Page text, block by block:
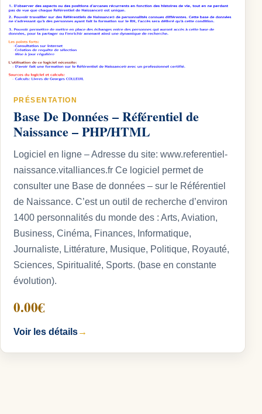
PRÉSENTATION
Base De Données – Référentiel de
Naissance – PHP/HTML
Logiciel en ligne – Adresse du site: www.referentiel-
naissance.vitalliances.fr Ce logiciel permet de
consulter une Base de données – sur le Référentiel
de Naissance. C’est un outil de recherche d’environ
1400 personnalités du monde des : Arts, Aviation,
Business, Cinéma, Finances, Informatique,
Journaliste, Littérature, Musique, Politique, Royauté,
Sciences, Spiritualité, Sports. (base en constante
évolution).
0.00€
Voir les détails→